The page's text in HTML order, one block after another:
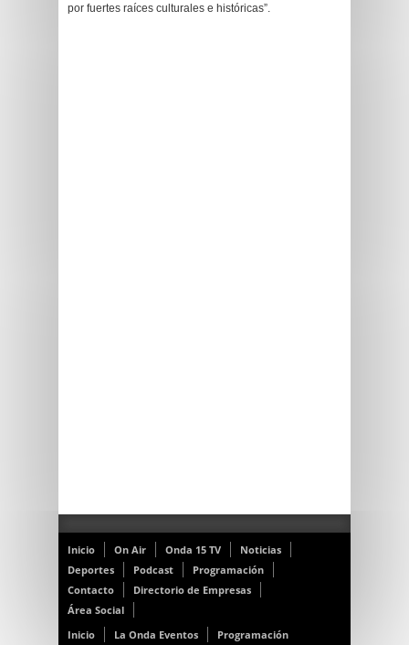
por fuertes raíces culturales e históricas”.
Inicio On Air Onda 15 TV
Noticias
Deportes
Podcast
Programación
Contacto
Directorio de Empresas
Área Social
Inicio
La Onda Eventos Programación